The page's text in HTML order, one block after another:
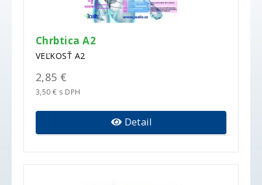
Chrbtica A2
VEĽKOSŤ A2
2,85 €
3,50 € s DPH
Detail